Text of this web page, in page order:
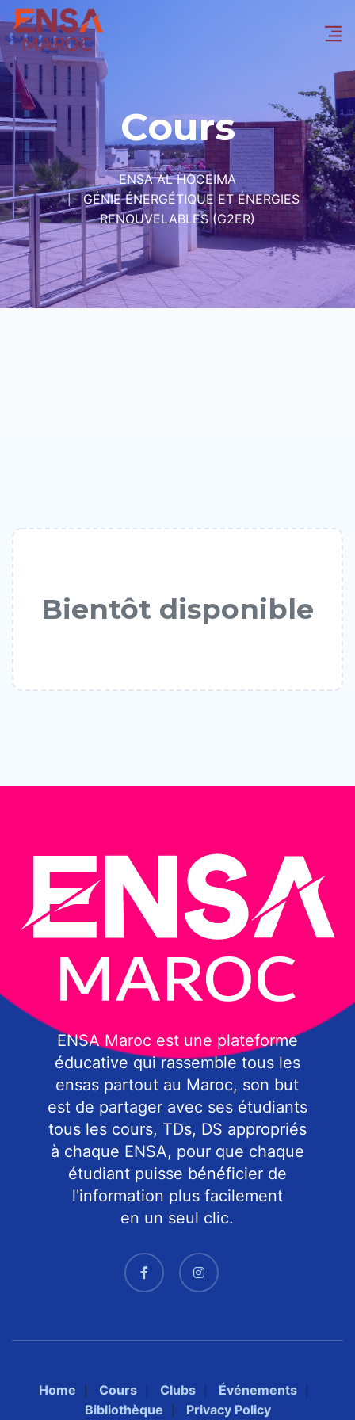
Cours
ENSA AL HOCEIMA
GÉNIE ÉNERGÉTIQUE ET ÉNERGIES
RENOUVELABLES (G2ER)
Bientôt disponible
ENSA Maroc est une plateforme
éducative qui rassemble tous les
ensas partout au Maroc, son but
est de partager avec ses étudiants
tous les cours, TDs, DS appropriés
à chaque ENSA, pour que chaque
étudiant puisse bénéficier de
l'information plus facilement
en un seul clic.
Home Cours Clubs
Événements
Bibliothèque
Privacy Policy